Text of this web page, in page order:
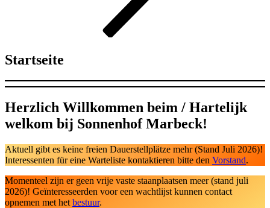
Startseite
Herzlich Willkommen beim / Hartelijk
welkom bij Sonnenhof Marbeck!
Aktuell gibt es keine freien Dauerstellplätze mehr (Stand Juli 2026)!
Interessenten für eine Warteliste kontaktieren bitte den Vorstand.
Momenteel zijn er geen vrije vaste staanplaatsen meer (stand juli
2026)! Geïnteresseerden voor een wachtlijst kunnen contact
opnemen met het bestuur.